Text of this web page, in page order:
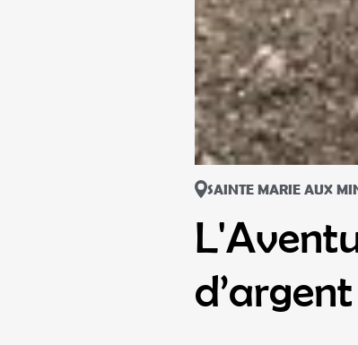
SAINTE MARIE AUX
d’argent